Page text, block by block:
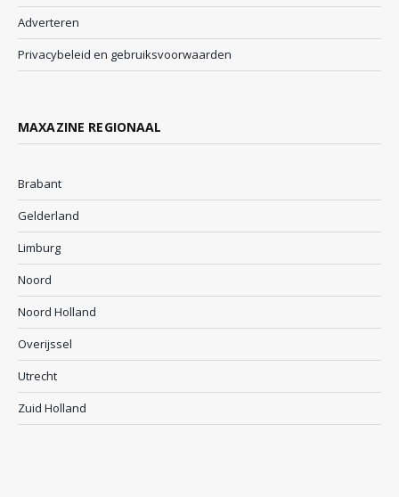
Adverteren
Privacybeleid en gebruiksvoorwaarden
MAXAZINE REGIONAAL
Brabant
Gelderland
Limburg
Noord
Noord Holland
Overijssel
Utrecht
Zuid Holland